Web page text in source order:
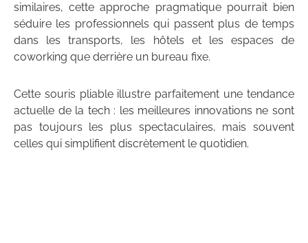
similaires, cette approche pragmatique pourrait bien
séduire les professionnels qui passent plus de temps
dans les transports, les hôtels et les espaces de
coworking que derrière un bureau fixe.
Cette souris pliable illustre parfaitement une tendance
actuelle de la tech : les meilleures innovations ne sont
pas toujours les plus spectaculaires, mais souvent
celles qui simplifient discrètement le quotidien.